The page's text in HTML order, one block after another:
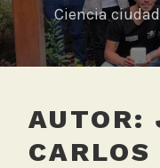
Ciencia
AUTOR:
CARLOS